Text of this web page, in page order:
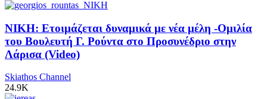
ΝΙΚΗ: Ετοιμάζεται δυναμικά με νέα μέλη -Ομιλία
του Βουλευτή Γ. Ρούντα στο Προσυνέδριο στην
Λάρισα (Video)
Skiathos Channel
24.9K